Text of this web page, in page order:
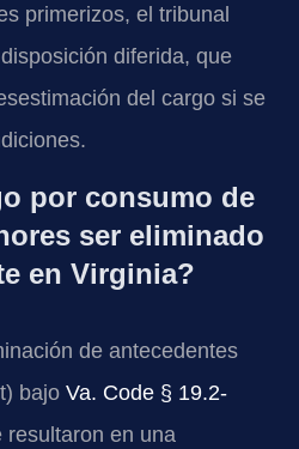
primerizos, el tribunal
diferida, que
del cargo si se
por consumo de
ser eliminado
en Virginia?
de antecedentes
bajo Va. Code § 19.2-
resultaron en una